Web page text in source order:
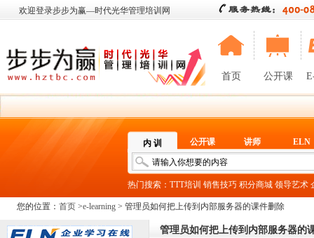
欢迎登录步步为赢—时代光华管理培训网
首页 公开课
内 训 公开课 讲师 ELN
热门搜索： TTT培训 销售技巧 积分商城 领导艺术
您的位置： 首页 >e-learning > 管理员如何把上传到内部服务器的课件删除
管理员如何把上传到内部服务器的